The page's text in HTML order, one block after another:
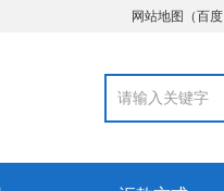
网站地图 （百度